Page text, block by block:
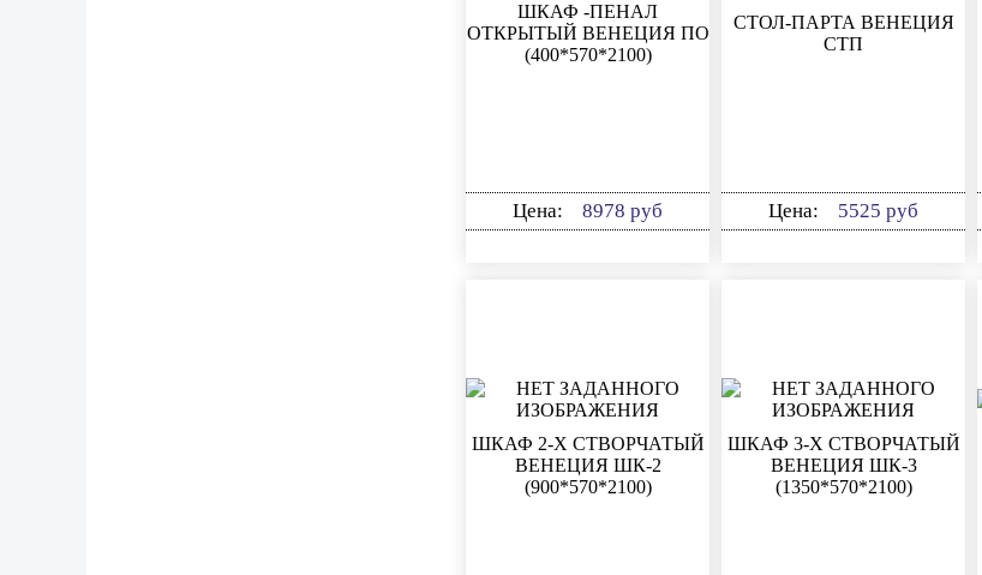
ШКАФ -ПЕНАЛ
ОТКРЫТЫЙ ВЕНЕЦИЯ ПО
(400*570*2100)
Цена: 8978 руб
СТОЛ-ПАРТА ВЕНЕЦИЯ
СТП
Цена: 5525 руб
ШКАФ 2-Х СТВОРЧАТЫЙ
ВЕНЕЦИЯ ШК-2
(900*570*2100)
ШКАФ 3-Х СТВОРЧАТЫЙ
ВЕНЕЦИЯ ШК-3
(1350*570*2100)